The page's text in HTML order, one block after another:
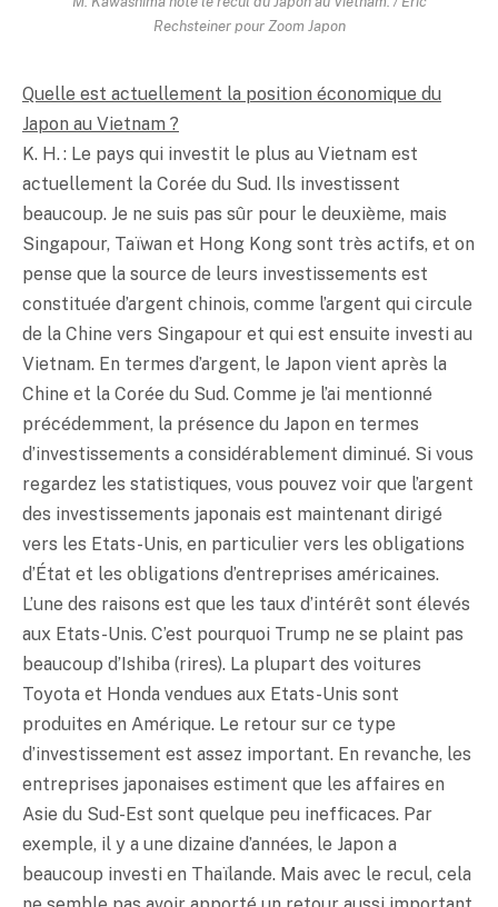
Rechsteiner pour Zoom Japon
Quelle est actuellement la position économique du
Japon au Vietnam ?
K. H. : Le pays qui investit le plus au Vietnam est
actuellement la Corée du Sud. Ils investissent
beaucoup. Je ne suis pas sûr pour le deuxième, mais
Singapour, Taïwan et Hong Kong sont très actifs, et on
pense que la source de leurs investissements est
constituée d’argent chinois, comme l’argent qui circule
de la Chine vers Singapour et qui est ensuite investi au
Vietnam. En termes d’argent, le Japon vient après la
Chine et la Corée du Sud. Comme je l’ai mentionné
précédemment, la présence du Japon en termes
d’investissements a considérablement diminué. Si vous
regardez les statistiques, vous pouvez voir que l’argent
des investissements japonais est maintenant dirigé
vers les Etats-Unis, en particulier vers les obligations
d’État et les obligations d’entreprises américaines.
L’une des raisons est que les taux d’intérêt sont élevés
aux Etats-Unis. C’est pourquoi Trump ne se plaint pas
beaucoup d’Ishiba (rires). La plupart des voitures
Toyota et Honda vendues aux Etats-Unis sont
produites en Amérique. Le retour sur ce type
d’investissement est assez important. En revanche, les
entreprises japonaises estiment que les affaires en
Asie du Sud-Est sont quelque peu inefficaces. Par
exemple, il y a une dizaine d’années, le Japon a
beaucoup investi en Thaïlande. Mais avec le recul, cela